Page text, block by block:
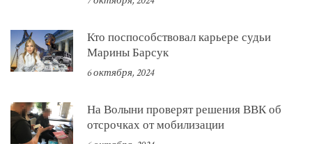
Кто поспособствовал карьере судьи
Марины Барсук
6 октября, 2024
На Волыни проверят решения ВВК об
отсрочках от мобилизации